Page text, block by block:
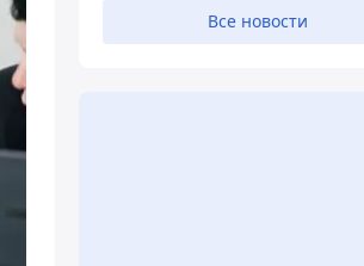
Все новости